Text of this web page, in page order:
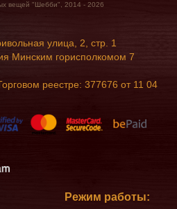
вещей "Шебби", 2014 - 2026
улица, 2, стр. 1
Минским горисполкомом 7
реестре: 377676 от 11 04
Режим работы: